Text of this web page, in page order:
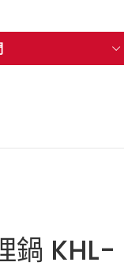
鍋 KHL-